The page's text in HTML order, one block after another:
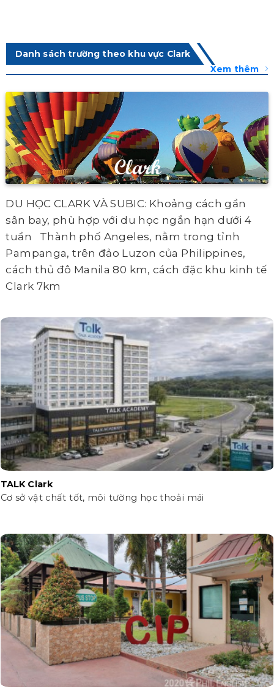
Danh sách trường theo khu vực Clark
Xem thêm
DU HỌC CLARK VÀ SUBIC: Khoảng cách gần
sân bay, phù hợp với du học ngắn hạn dưới 4
tuần Thành phố Angeles, nằm trong tỉnh
Pampanga, trên đảo Luzon của Philippines,
cách thủ đô Manila 80 km, cách đặc khu kinh tế
Clark 7km
TALK Clark
Cơ sở vật chất tốt, môi tường học thoải mái